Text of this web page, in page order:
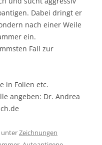
Dabei dringt er
nach einer Weile
ein.
Fall zur
in Folien etc.
angeben: Dr. Andrea
unterZeichnungen